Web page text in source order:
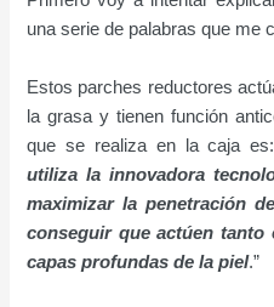
una serie de palabras que me
Estos parches reductores
la grasa y tienen función
que se realiza en la caja
utiliza la innovadora
maximizar la penetración
conseguir que actúen tanto
capas profundas de la piel.”